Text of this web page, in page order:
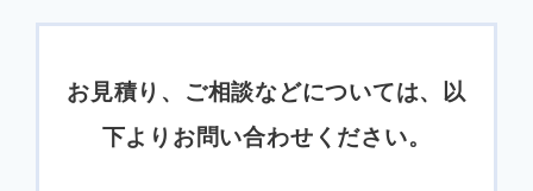
お見積り、ご相談などについては、以
下よりお問い合わせください。